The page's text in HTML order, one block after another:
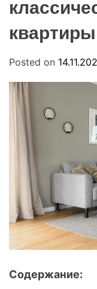
квартиры
Posted on
Содержание: